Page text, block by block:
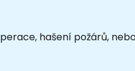
hašení požárů,